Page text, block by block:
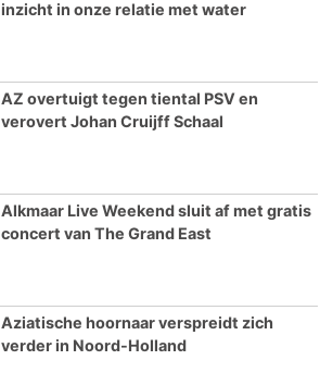
inzicht in onze relatie met water
AZ overtuigt tegen tiental PSV en
verovert Johan Cruijff Schaal
Alkmaar Live Weekend sluit af met gratis
concert van The Grand East
Aziatische hoornaar verspreidt zich
verder in Noord-Holland